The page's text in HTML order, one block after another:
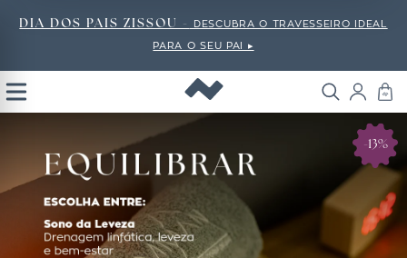
DIA DOS PAIS ZISSOU - DESCUBRA O TRAVESSEIRO IDEAL
PARA O SEU PAI ▸
Open
-13%